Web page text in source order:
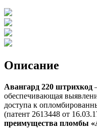
Описание
Авангард 220 штрихкод
обеспечивающая
доступа к
(патент 2613448 от
преимущества пломбы